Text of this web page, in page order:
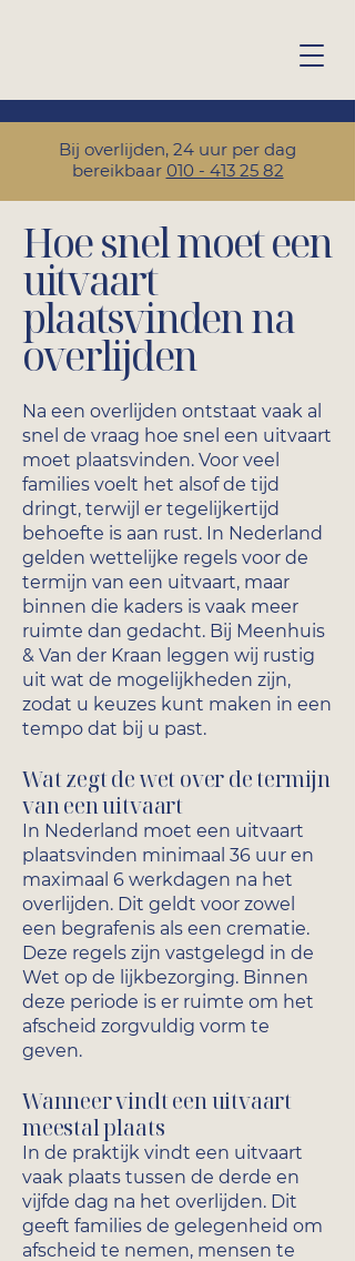
Bij overlijden, 24 uur per dag
bereikbaar 010 - 413 25 82
Hoe snel moet een
uitvaart
plaatsvinden na
overlijden
Na een overlijden ontstaat vaak al
snel de vraag hoe snel een uitvaart
moet plaatsvinden. Voor veel
families voelt het alsof de tijd
dringt, terwijl er tegelijkertijd
behoefte is aan rust. In Nederland
gelden wettelijke regels voor de
termijn van een uitvaart, maar
binnen die kaders is vaak meer
ruimte dan gedacht. Bij Meenhuis
& Van der Kraan leggen wij rustig
uit wat de mogelijkheden zijn,
zodat u keuzes kunt maken in een
tempo dat bij u past.
Wat zegt de wet over de termijn
van een uitvaart
In Nederland moet een uitvaart
plaatsvinden minimaal 36 uur en
maximaal 6 werkdagen na het
overlijden. Dit geldt voor zowel
een begrafenis als een crematie.
Deze regels zijn vastgelegd in de
Wet op de lijkbezorging. Binnen
deze periode is er ruimte om het
afscheid zorgvuldig vorm te
geven.
Wanneer vindt een uitvaart
meestal plaats
In de praktijk vindt een uitvaart
vaak plaats tussen de derde en
vijfde dag na het overlijden. Dit
geeft families de gelegenheid om
afscheid te nemen, mensen te